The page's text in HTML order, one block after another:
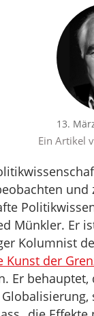
13.
Ein Artikel
Münkler. Er
Kolumnist
Kunst der
Er